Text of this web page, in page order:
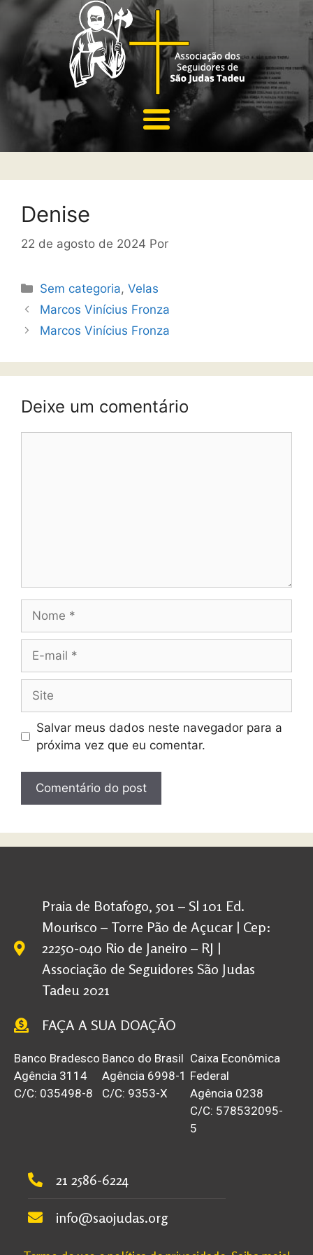
Denise
22 de agosto de 2024 Por
Sem categoria,Velas
Marcos Vinícius Fronza
Marcos Vinícius Fronza
Deixe um comentário
Salvar meus dados neste navegador para a
próxima vez que eu comentar.
Praia de Botafogo, 501 – Sl 101 Ed.
Mourisco – Torre Pão de Açucar | Cep:
22250-040 Rio de Janeiro – RJ |
Associação de Seguidores São Judas
Tadeu 2021
FAÇA A SUA DOAÇÃO
Banco Bradesco
Agência 3114
C/C: 035498-8
Banco do Brasil
Agência 6998-1
C/C: 9353-X
Caixa Econômica
Federal
Agência 0238
C/C: 578532095-
5
21 2586-6224
info@saojudas.org